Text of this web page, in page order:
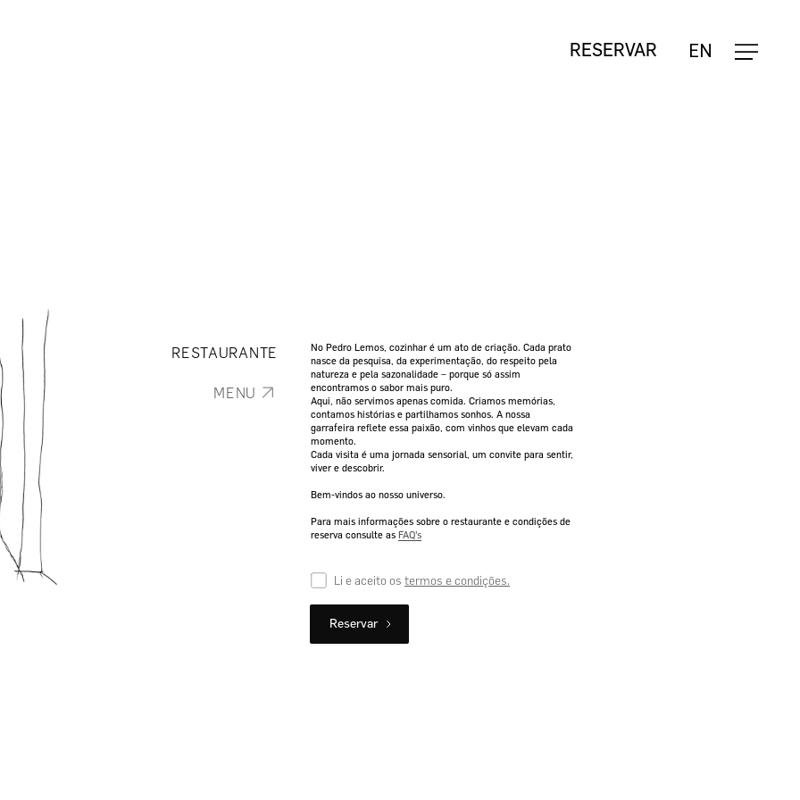
o
carrinho
Voltar À Loja
RESERVAR EN
RESTAURANTE
MENU
Li e aceito os termos e condições.
No Pedro Lemos, cozinhar é um ato de criação. Cada prato
nasce da pesquisa, da experimentação, do respeito pela
natureza e pela sazonalidade – porque só assim
encontramos o sabor mais puro.
Aqui, não servimos apenas comida. Criamos memórias,
contamos histórias e partilhamos sonhos. A nossa
garrafeira reflete essa paixão, com vinhos que elevam cada
momento.
Cada visita é uma jornada sensorial, um convite para sentir,
viver e descobrir.
Bem-vindos ao nosso universo.
Para mais informações sobre o restaurante e condições de
reserva consulte as FAQ’s